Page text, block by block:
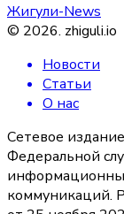
Жигули-News
© 2026. zhiguli.io
Новости
Статьи
О нас
Сетевое
Федеральной
коммуникаций.